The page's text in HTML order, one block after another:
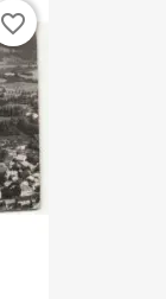
favorite_border